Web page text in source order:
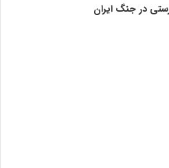
در جنگ ایران